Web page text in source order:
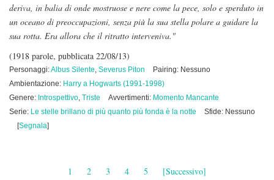
deriva, in balia di onde mostruose e nere come la pece, solo e sperduto in
un oceano di preoccupazioni, senza più la sua stella polare a guidare la
sua rotta. Era allora che il ritratto interveniva."
(1918 parole, pubblicata 22/08/13)
Personaggi:Albus Silente, Severus Piton
Pairing: Nessuno
Ambientazione: Harry a Hogwarts (1991-1998)
Genere: Introspettivo, Triste Avvertimenti: Momento Mancante
Serie: Le stelle brillano di più quanto più fonda è la notte
Sfide: Nessuno
[Segnala]
1 2 3 4 5 [Successivo]